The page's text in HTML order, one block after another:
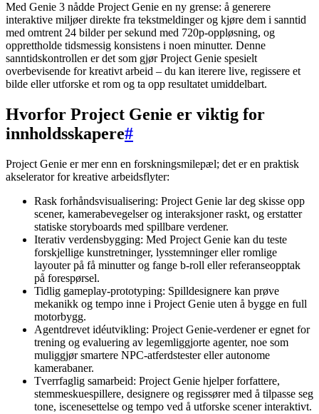
Med Genie 3 nådde Project Genie en ny grense: å generere
interaktive miljøer direkte fra tekstmeldinger og kjøre dem i sanntid
med omtrent 24 bilder per sekund med 720p-oppløsning, og
opprettholde tidsmessig konsistens i noen minutter. Denne
sanntidskontrollen er det som gjør Project Genie spesielt
overbevisende for kreativt arbeid – du kan iterere live, regissere et
bilde eller utforske et rom og ta opp resultatet umiddelbart.
Hvorfor Project Genie er viktig for
innholdsskapere#
Project Genie er mer enn en forskningsmilepæl; det er en praktisk
akselerator for kreative arbeidsflyter:
Rask forhåndsvisualisering: Project Genie lar deg skisse opp
scener, kamerabevegelser og interaksjoner raskt, og erstatter
statiske storyboards med spillbare verdener.
Iterativ verdensbygging: Med Project Genie kan du teste
forskjellige kunstretninger, lysstemninger eller romlige
layouter på få minutter og fange b-roll eller referanseopptak
på forespørsel.
Tidlig gameplay-prototyping: Spilldesignere kan prøve
mekanikk og tempo inne i Project Genie uten å bygge en full
motorbygg.
Agentdrevet idéutvikling: Project Genie-verdener er egnet for
trening og evaluering av legemliggjorte agenter, noe som
muliggjør smartere NPC-atferdstester eller autonome
kamerabaner.
Tverrfaglig samarbeid: Project Genie hjelper forfattere,
stemmeskuespillere, designere og regissører med å tilpasse seg
tone, iscenesettelse og tempo ved å utforske scener interaktivt.